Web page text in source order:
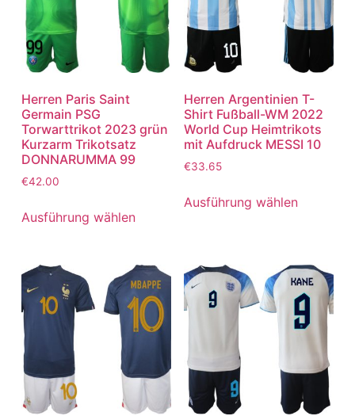
Herren Paris Saint
Germain PSG
Torwarttrikot 2023 grün
Kurzarm Trikotsatz
DONNARUMMA 99
€42.00
Ausführung wählen
Herren Argentinien T-
Shirt Fußball-WM 2022
World Cup Heimtrikots
mit Aufdruck MESSI 10
€33.65
Ausführung wählen